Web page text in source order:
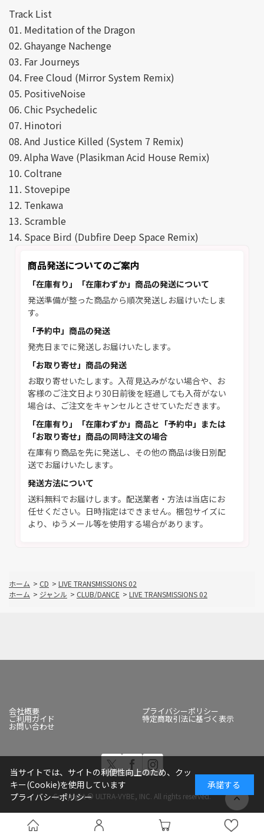
Track List
01. Meditation of the Dragon
02. Ghayange Nachenge
03. Far Journeys
04. Free Cloud (Mirror System Remix)
05. PositiveNoise
06. Chic Psychedelic
07. Hinotori
08. And Justice Killed (System 7 Remix)
09. Alpha Wave (Plasikman Acid House Remix)
10. Coltrane
11. Stovepipe
12. Tenkawa
13. Scramble
14. Space Bird (Dubfire Deep Space Remix)
商品発送についてのご案内
「在庫有り」「在庫わずか」商品の発送について
発送準備が整った商品から順次発送しお届けいたしま
す。
「予約中」商品の発送
発売日までに発送しお届けいたします。
「お取り寄せ」商品の発送
お取り寄せいたします。入荷見込みがない場合や、お
客様のご注文日より30日前後を経過しても入荷がない
場合は、ご注文をキャンセルとさせていただきます。
「在庫有り」「在庫わずか」商品と「予約中」または
「お取り寄せ」商品の同時注文の場合
在庫有り商品を先に発送し、その他の商品は後日別配
送でお届けいたします。
発送方法について
送料無料でお届けします。配送業者・方法は当店にお
任せください。日時指定はできません。梱包サイズに
より、ゆうメール等を使用する場合があります。
ホーム > CD > LIVE TRANSMISSIONS 02
ホーム > ジャンル > CLUB/DANCE > LIVE TRANSMISSIONS 02
会社概要 プライバシーポリシー
ご利用ガイド 特定商取引法に基づく表示
お問い合わせ
Copyright © ULTRA-VYBE, INC. All rights reserved.
当サイトでは、サイトの利便性向上のため、クッ
キー(Cookie)を使用しています
プライバシーポリシー
承諾する